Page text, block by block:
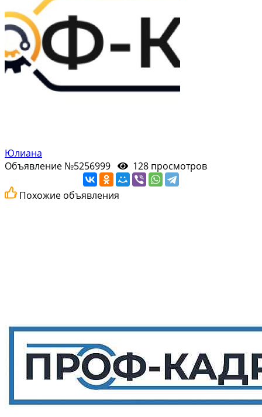
Юлиана
Объявление №5256999
128 просмотров
Похожие объявления